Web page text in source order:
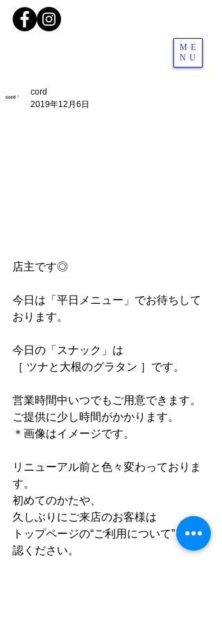
ME
NU
cord
2019年12月6日
店主です◎
今日は「平日メニュー」でお待ちして
おります。
今日の「スナック」は
［ ツナと大根のグラタン ］です。
営業時間中いつでもご用意できます。
ご提供に少し時間がかかります。
＊画像はイメージです。
リニューアル前と色々変わっておりま
す。
初めてのかたや、
久しぶりにご来店のお客様は
トップページの“ご利用について”をご確
認ください。